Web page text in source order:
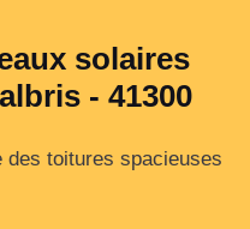
solaires
- 41300
des toitures spacieuses